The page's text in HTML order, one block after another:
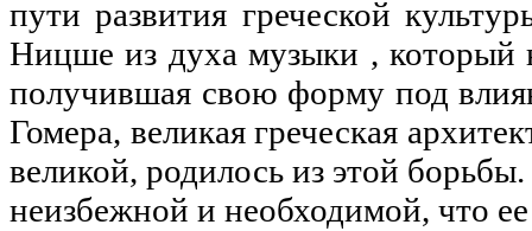
пути развития греческой
Ницше из духа музыки , который
получившая свою форму под
Гомера, великая греческая
великой, родилось из этой
неизбежной и необходимой, что